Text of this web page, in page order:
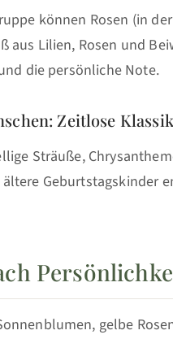
können Rosen (in
aus Lilien, Rosen und
die persönliche Note.
Zeitlose
Sträuße,
Geburtstagskinder
gelbe